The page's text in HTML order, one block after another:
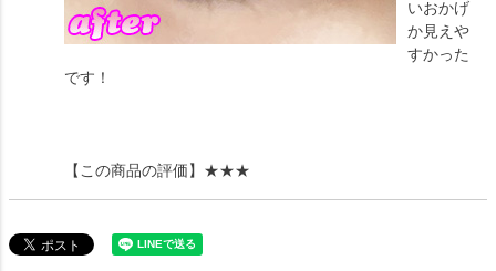
いおかげ
か見えや
すかった
です！
【この商品の評価】 ★★★